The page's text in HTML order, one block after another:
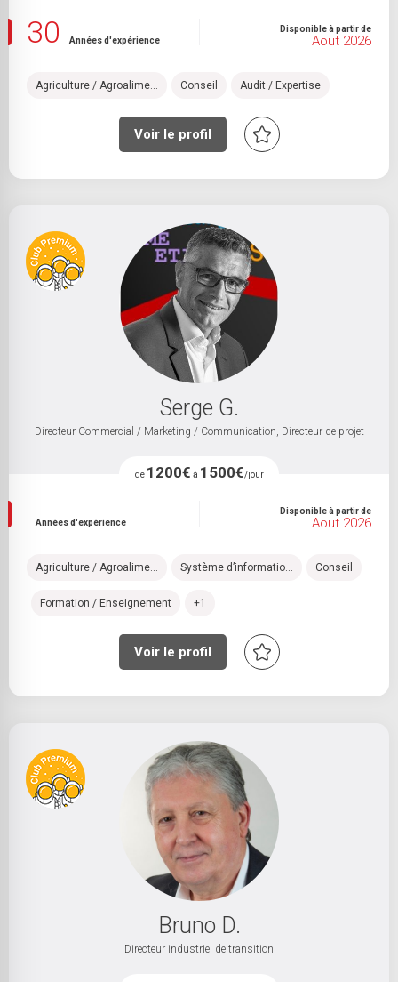
30 Années d'expérience
Disponible à partir de
Aout 2026
Agriculture / Agroalime... Conseil Audit / Expertise
Voir le profil
Serge G.
Directeur Commercial / Marketing / Communication, Directeur de projet
de 1200€ à 1500€/jour
Années d'expérience
Disponible à partir de
Aout 2026
Agriculture / Agroalime... Système d’informatio... Conseil
Formation / Enseignement +1
Voir le profil
Bruno D.
Directeur industriel de transition